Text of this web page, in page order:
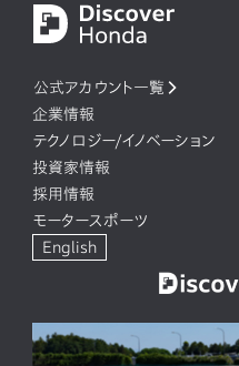
公式アカウント一覧
企業情報
テクノロジー/イノベーション
投資家情報
採用情報
モータースポーツ
English